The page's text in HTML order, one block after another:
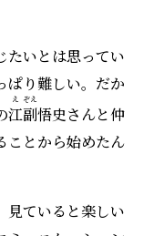
たいとは思ってい
ぱり難しい。だか
江
え
副
ぞえ
悟史さんと仲
ことから始めたん
見ていると楽しい